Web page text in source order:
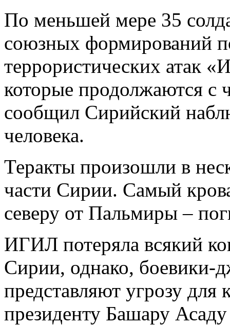
По меньшей мере 35
союзных формирований
террористических атак
которые продолжаются с
сообщил Сирийский
человека.
Теракты произошли в
части Сирии. Самый
северу от Пальмиры –
ИГИЛ потеряла всякий
Сирии, однако, боевики-
представляют угрозу для
президенту Башару